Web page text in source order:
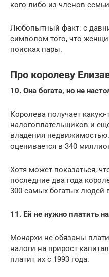
кого-либо из членов
Любопытный факт: с
символом того, что
поисках пары.
Про королеву
10. Она богата, но не
Королева получает какую-
налогоплательщиков и
владения
оценивается в 340
Хотя может показаться,
последние два года
300 самых богатых людей
11. Ей не нужно платить
Монархи не обязаны
налоги на прирост
платит их с 1993 года.